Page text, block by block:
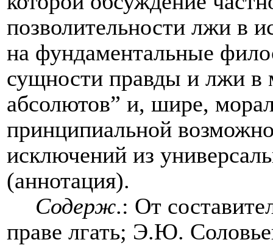
позволительности лжи в
на фундаментальные
сущности правды и лжи в
абсолютов” и, шире,
принципиальной
исключений из
(аннотация).
Содерж.: От
праве лгать; Э.Ю.